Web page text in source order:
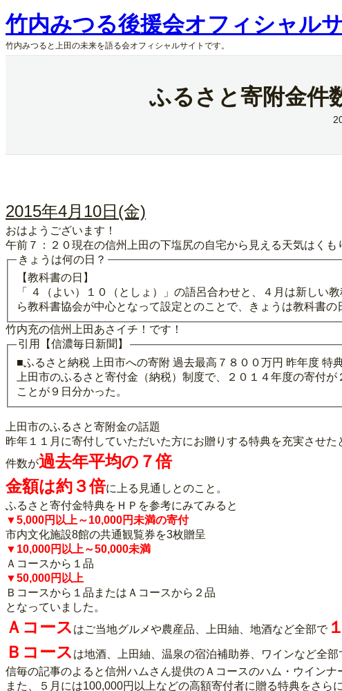
内
容
を
ス
竹内みつる後援会オフィシャル
竹内みつると上田の未来を語る会オフィシャルサイトです。
ふるさと寄附金件
2015年4月10日(金)
おはようございます！
午前７：２０現在の信州上田の下塩尻の自宅から見える天気はく
きょうは何の日？
【教科書の日】
「 ４（よい）１０（としょ）」の語呂合わせと、４月は新しい
ら教科書協会が中心となって設定とのことで、きょうは教科書の
竹内充の信州上田あさイチ！です！
引用【信濃毎日新聞】
■ふるさと納税 上田市への寄附 過去最高７８００万円 昨年度 特
上田市のふるさと寄付金（納税）制度で、２０１４年度の寄付
ことが９日分かった。
上田市のふるさと寄附金の話題
昨年１１月に寄付していただいた方にお贈りする特典を充実させた
件数が過去年平均の７倍
金額は約３倍に上る見通しとのこと。
ふるさと寄付金特典をＨＰを参考にみてみると
▼5,000円以上～10,000円未満の寄付
市内文化施設8館の共通観覧券を3枚贈呈
▼10,000円以上～50,000未満
Ａコースから１品
▼50,000円以上
Ｂコースから１品またはＡコースから２品
となっていました。
Ａコース はご当地グルメや農産品、上田紬、地酒など全部で
Ｂコース は地酒、上田紬、温泉の宿泊補助券、ワインなど全部
信毎の記事のよると信州ハムさん提供のＡコースのハム・ウインナ
また、５月には100,000円以上などの高額寄付者に贈る特典をさら